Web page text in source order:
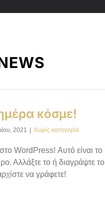
κόσμε!
2021 | Χωρίς κατηγορία
WordPress! Αυτό είναι το
Αλλάξτε το ή διαγράψτε το
να γράφετε!